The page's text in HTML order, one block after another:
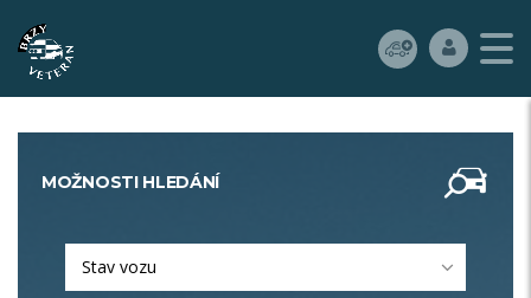
MOŽNOSTI HLEDÁNÍ
Stav vozu